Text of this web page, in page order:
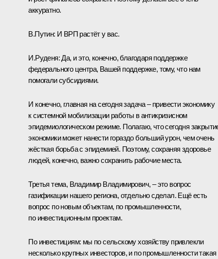
аккуратно.
В.Путин: И ВРП растёт у вас.
И.Руденя:Да, и это, конечно, благодаря поддержке
федерального центра, Вашей поддержке, тому, что нам
помогали субсидиями.
И конечно, главная на сегодня задача – привести экономику
к системной мобилизации работы в антикризисном
эпидемиологическом режиме. Полагаю, что сегодня
экономики может нанести гораздо больший урон, чем очень
жёсткая борьба с эпидемией. Поэтому, сохраняя здоровье
людей, конечно, важно сохранить рабочие места.
Третья тема, Владимир Владимирович, – это вопрос
газификации нашего региона, отдельно сделал. Ещё есть
вопрос по новым объектам, по промышленности,
по инвестиционным проектам.
По инвестициям: мы по сельскому хозяйству привлекли
несколько крупных инвесторов, и по промышленности